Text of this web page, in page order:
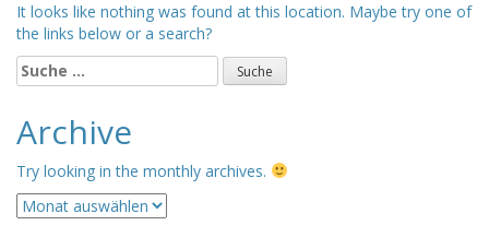
It looks like nothing was found at this location. Maybe try one of
the links below or a search?
Suche
nach:
Archive
Try looking in the monthly archives.
Archive